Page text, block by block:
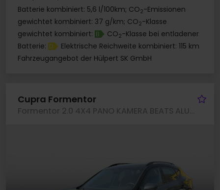
Batterie kombiniert: 5,6 l/100km; CO2-Emissionen
gewichtet kombiniert: 37 g/km; CO2-Klasse
gewichtet kombiniert: B CO2-Klasse bei entladener
Batterie: D
Elektrische Reichweite kombiniert: 115 km
Fahrzeugangebot der Hülpert SK GmbH
Cupra Formentor
Formentor 2.0 4X4 PANO KAMERA BEATS ALU18 eKLAPPE